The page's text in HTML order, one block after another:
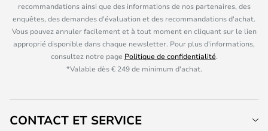
recommandations ainsi que des informations de nos partenaires, des
enquêtes, des demandes d'évaluation et des recommandations d'achat.
Vous pouvez annuler facilement et à tout moment en cliquant sur le lien
approprié disponible dans chaque newsletter. Pour plus d'informations,
consultez notre page Politique de confidentialité.
*Valable dès € 249 de minimum d'achat.
CONTACT ET SERVICE